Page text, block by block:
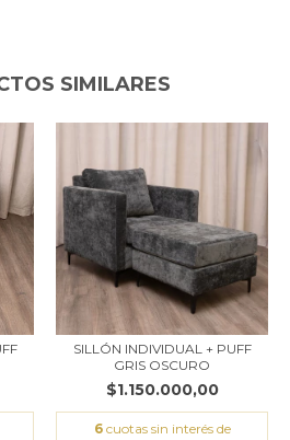
SIMILARES
SILLÓN INDIVIDUAL + PUFF
GRIS OSCURO
$1.150.000,00
6 cuotas sin interés de